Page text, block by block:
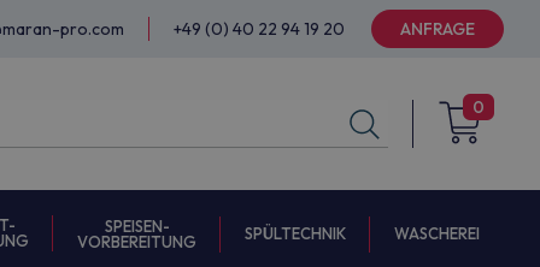
pro.com +49 (0) 40 22 94 19 20 ANFRAGE
0
SPEISEN-
VORBEREITUNG
SPÜLTECHNIK WASCHEREI